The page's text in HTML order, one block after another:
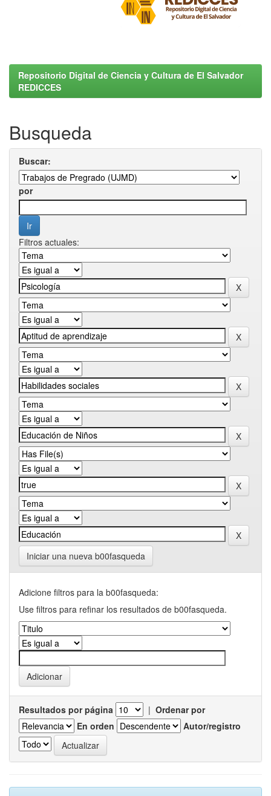
Repositorio Digital de Ciencia y Cultura de El Salvador
REDICCES
Busqueda
Buscar:
por
Filtros actuales:
Iniciar una nueva b00fasqueda
Adicione filtros para la b00fasqueda:
Use filtros para refinar los resultados de b00fasqueda.
Resultados por página | Ordenar por
En orden
Autor/registro